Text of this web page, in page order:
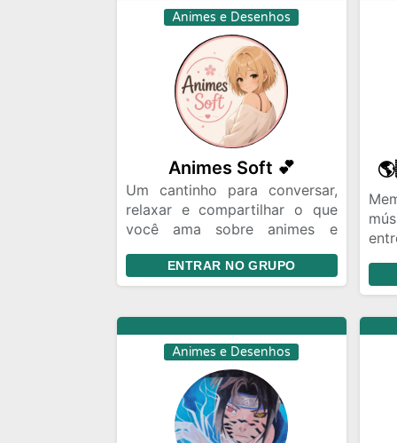
Animes e Desenhos
Animes Soft 💕
Um cantinho para conversar,
relaxar e compartilhar o que
você ama sobre animes e
vindo(a) e sinta-se em casa.
ENTRAR NO GRUPO
Animes e Desenhos